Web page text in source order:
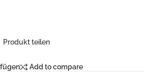
Produkt teilen
Add to compare